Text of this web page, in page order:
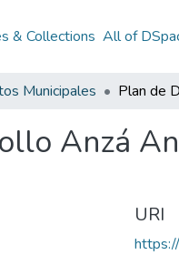
& Collections All of
Municipales
Anzá
URI